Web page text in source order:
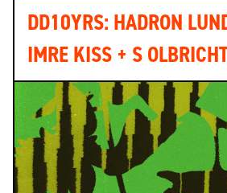
DD10YRS: HADRON
IMRE KISS + S